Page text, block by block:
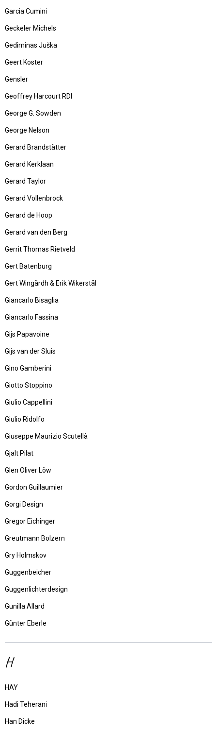
Garcia Cumini
Geckeler Michels
Gediminas Juška
Geert Koster
Gensler
Geoffrey Harcourt RDI
George G. Sowden
George Nelson
Gerard Brandstätter
Gerard Kerklaan
Gerard Taylor
Gerard Vollenbrock
Gerard de Hoop
Gerard van den Berg
Gerrit Thomas Rietveld
Gert Batenburg
Gert Wingårdh & Erik Wikerstål
Giancarlo Bisaglia
Giancarlo Fassina
Gijs Papavoine
Gijs van der Sluis
Gino Gamberini
Giotto Stoppino
Giulio Cappellini
Giulio Ridolfo
Giuseppe Maurizio Scutellà
Gjalt Pilat
Glen Oliver Löw
Gordon Guillaumier
Gorgi Design
Gregor Eichinger
Greutmann Bolzern
Gry Holmskov
Guggenbeicher
Guggenlichterdesign
Gunilla Allard
Günter Eberle
H
HAY
Hadi Teherani
Han Dicke